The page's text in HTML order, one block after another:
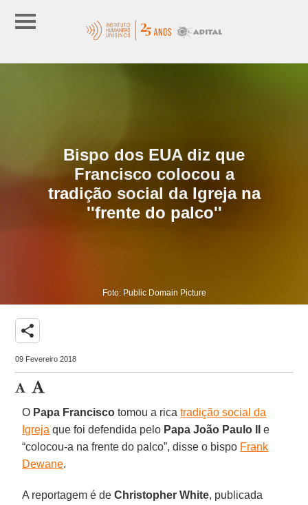
Bispo dos EUA diz que
Francisco colocou a
tradição social da Igreja na
''frente do palco''
Foto: Public Domain Picture
share
09 Fevereiro 2018
O Papa Francisco tomou a ricatradição social da
Igreja que foi defendida pelo Papa João Paulo II
e
“colocou-a na frente do palco”, disse o bispo Frank
Dewane.
A reportagem é deChristopher White, publicada